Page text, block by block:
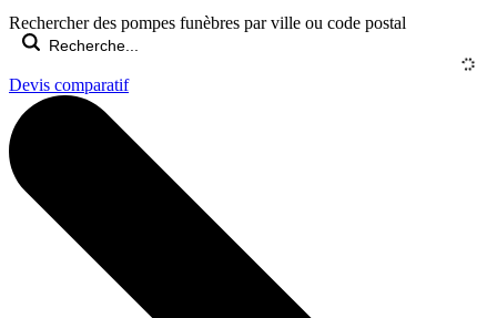
Rechercher des pompes funèbres par ville ou code postal
Devis comparatif